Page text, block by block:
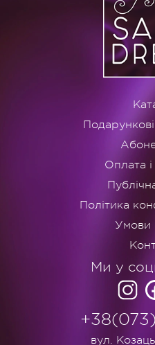
Оплата
Політика
Умови
Ми у
вул.